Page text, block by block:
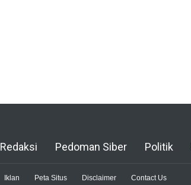
Redaksi Pedoman Siber Politik
Iklan Peta Situs Disclaimer Contact Us